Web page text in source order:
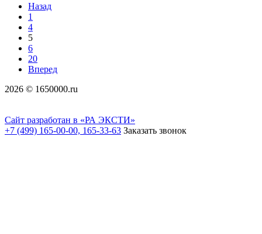
Назад
1
4
5
6
20
Вперед
2026 © 1650000.ru
Сайт разработан в «РА ЭКСТИ»
+7 (499) 165-00-00, 165-33-63 Заказать звонок